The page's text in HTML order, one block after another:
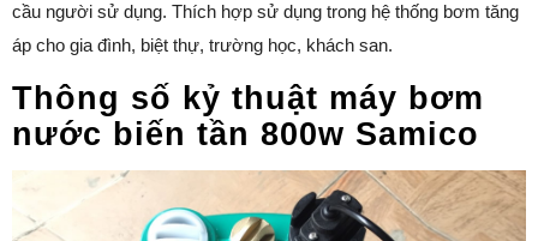
cầu người sử dụng. Thích hợp sử dụng trong hệ thống bơm tăng
áp cho gia đình, biệt thự, trường học, khách san.
Thông số kỷ thuật máy bơm
nước biến tần 800w Samico